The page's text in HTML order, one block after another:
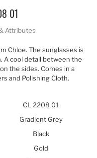
01
Attributes
Chloe. The sunglasses is
A cool detail between the
the sides. Comes in a
and Polishing Cloth.
CL 2208 01
Gradient Grey
Black
Gold